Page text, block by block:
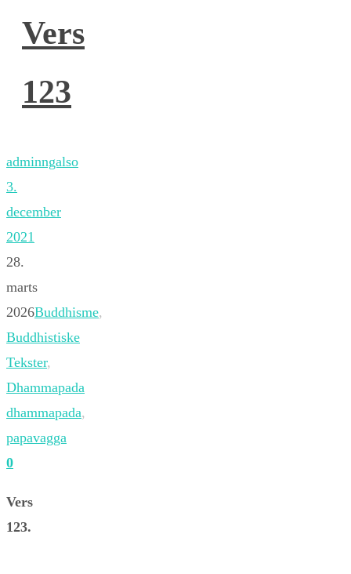
Vers
123
adminngalso
3.
december
2021
28.
marts
2026Buddhisme,
Buddhistiske
Tekster,
Dhammapada
dhammapada,
papavagga
0
Vers
123.